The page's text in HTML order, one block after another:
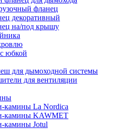
фланец
декоративный
на/под крышу
юбкой
для дымоходной системы
для вентиляции
камины La Nordica
камины KAWMET
камины Jotul